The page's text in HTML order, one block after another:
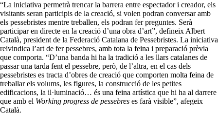
“La iniciativa permetrà trencar la barrera entre espectador i creador, els
visitants seran participis de la creació, si volen podran conversar amb
els pessebristes mentre treballen, els podran fer preguntes. Serà
participar en directe en la creació d’una obra d’art”, defineix Albert
Català, president de la Federació Catalana de Pessebristes. La iniciativa
reivindica l’art de fer pessebres, amb tota la feina i preparació prèvia
que comporta. “D’una banda hi ha la tradició a les llars catalanes de
passar una tarda fent el pessebre, però, de l’altra, en el cas dels
pessebristes es tracta d’obres de creació que comporten molta feina de
treballar els volums, les figures, la construcció de les petites
edificacions, la il·luminació… és una feina artística que hi ha al darrere
que amb el Working progress de pessebres es farà visible”, afegeix
Català.